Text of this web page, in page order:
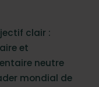
clair :
et
neutre
mondial de